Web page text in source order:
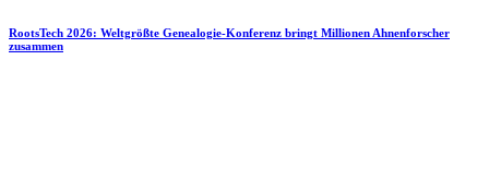
RootsTech 2026: Weltgrößte Genealogie-Konferenz bringt Millionen Ahnenforscher
zusammen